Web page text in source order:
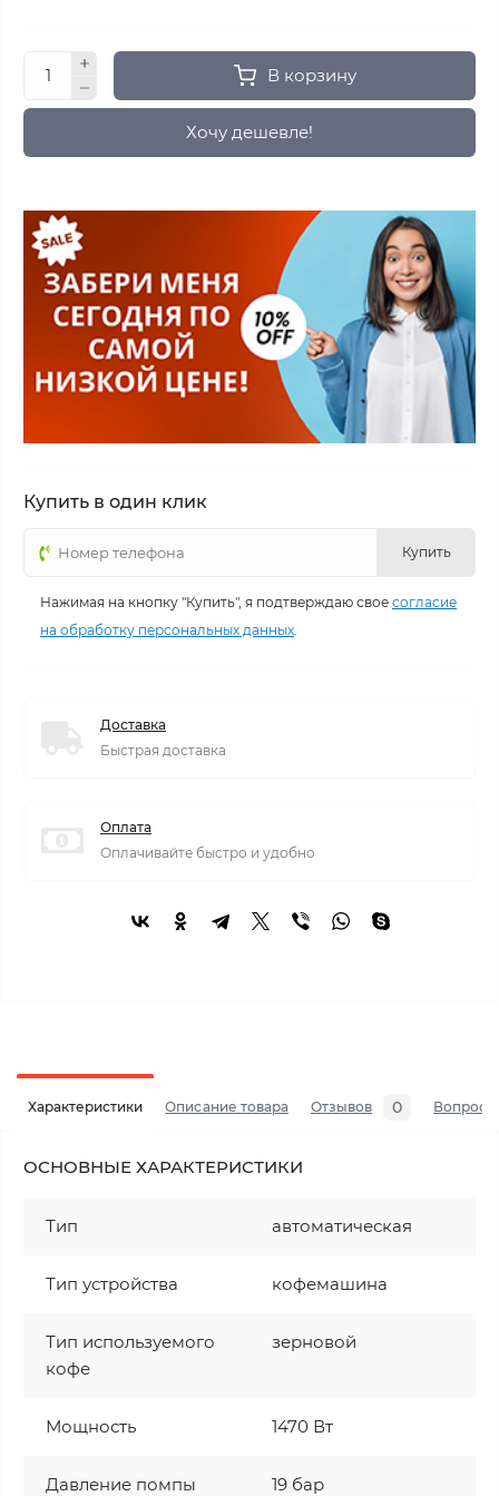
В корзину
Хочу дешевле!
Купить в один клик
Купить
Нажимая на кнопку "Купить", я подтверждаю свое согласие
на обработку персональных данных
Доставка
Быстрая доставка
Оплата
Оплачивайте быстро и удобно
Характеристики Описание товара Отзывов 0 Вопросы
ОСНОВНЫЕ ХАРАКТЕРИСТИКИ
Тип автоматическая
Тип устройства кофемашина
Тип используемого
кофе
зерновой
Мощность 1470 Вт
Давление помпы 19 бар